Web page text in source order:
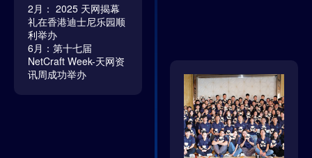
2月： 2025 天网揭幕
礼在香港迪士尼乐园顺
利举办
6月：第十七届
NetCraft Week-天网资
讯周成功举办